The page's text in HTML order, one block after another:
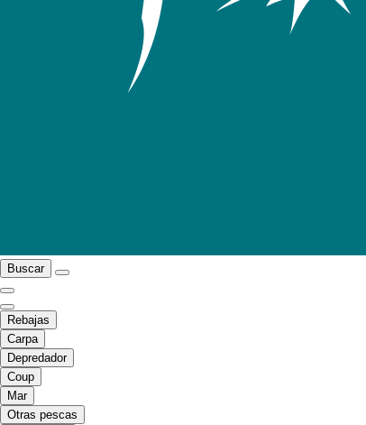
Buscar
Rebajas
Carpa
Depredador
Coup
Mar
Otras pescas